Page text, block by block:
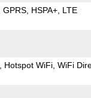
GPRS HSPA+ LTE
Hotspot WiFi WiFi